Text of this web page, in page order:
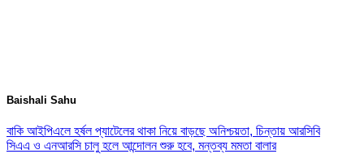
Baishali Sahu
বাকি আইপিএলে হর্ষল প্যাটেলের থাকা নিয়ে বাড়ছে অনিশ্চয়তা, চিন্তায় আরসিবি
সিএএ ও এনআরসি চালু হলে আন্দোলন শুরু হবে, মন্তব্য মমতা বালার